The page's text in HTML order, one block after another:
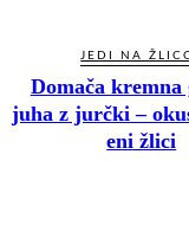
JEDI NA
Domača kremna
juha z jurčki –
eni žlici